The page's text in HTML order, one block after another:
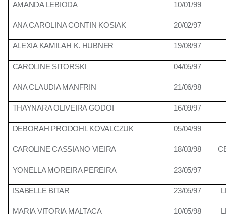
AMANDA LEBIODA 10/01/99
ANA CAROLINA CONTIN KOSIAK 20/02/97
ALEXIA KAMILAH K. HUBNER 19/08/97
CAROLINE SITORSKI 04/05/97
ANA CLAUDIA MANFRIN 21/06/98
THAYNARA OLIVEIRA GODOI 16/09/97
DEBORAH PRODOHL KOVALCZUK 05/04/99
CAROLINE CASSIANO VIEIRA 18/03/98
YONELLA MOREIRA PEREIRA 23/05/97
ISABELLE BITAR 23/05/97
MARIA VITORIA MALTACA 10/05/98